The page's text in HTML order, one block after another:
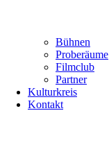
Bühnen
Proberäume
Filmclub
Partner
Kulturkreis
Kontakt